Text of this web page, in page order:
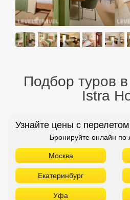
Подбор туров
Istra
Узнайте цены с
Бронируйте онлайн
Москва
Екатеринбург
Уфа